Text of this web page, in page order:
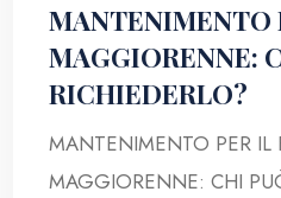
MANTENIMENTO
MAGGIORENNE:
RICHIEDERLO?
MANTENIMENTO PER IL
MAGGIORENNE: CHI